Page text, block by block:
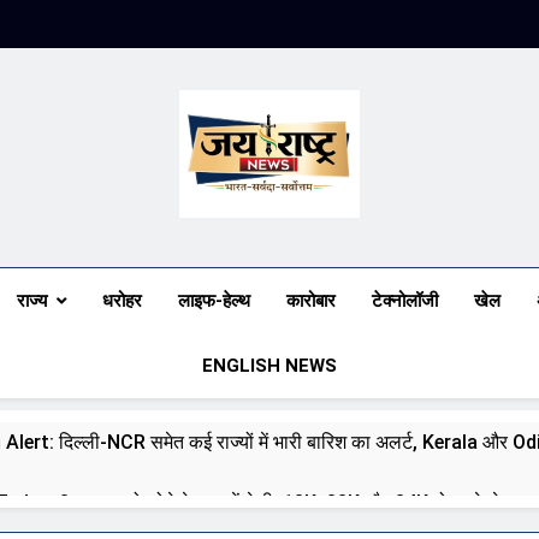
Jai Rashtra
राज्य धरोहर लाइफ-हेल्थ कारोबार टेक्नोलॉजी खेल
ENGLISH NEWS
Alert: दिल्ली-NCR समेत कई राज्यों में भारी बारिश का अलर्ट, Kerala और
8 अगस्त को सोने के भाव में तेजी, 18K, 22K और 24K गोल्ड के रेट पर